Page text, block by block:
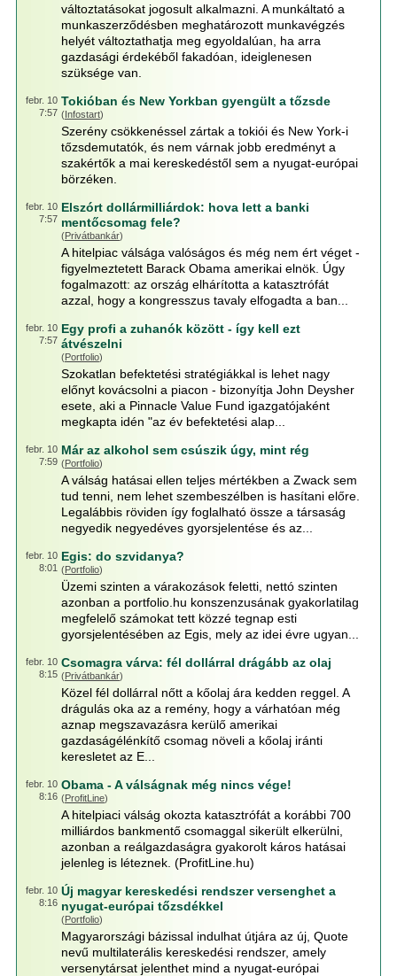
változtatásokat jogosult alkalmazni. A munkáltató a
munkaszerződésben meghatározott munkavégzés
helyét változtathatja meg egyoldalúan, ha arra
gazdasági érdekéből fakadóan, ideiglenesen
szüksége van.
febr. 10
7:57
Tokióban és New Yorkban gyengült a tőzsde
(Infostart)
Szerény csökkenéssel zártak a tokiói és New York-i
tőzsdemutatók, és nem várnak jobb eredményt a
szakértők a mai kereskedéstől sem a nyugat-európai
börzéken.
febr. 10
7:57
Elszórt dollármilliárdok: hova lett a banki
mentőcsomag fele?
(Privátbankár)
A hitelpiac válsága valóságos és még nem ért véget -
figyelmeztetett Barack Obama amerikai elnök. Úgy
fogalmazott: az ország elhárította a katasztrófát
azzal, hogy a kongresszus tavaly elfogadta a ban...
febr. 10
7:57
Egy profi a zuhanók között - így kell ezt
átvészelni
(Portfolio)
Szokatlan befektetési stratégiákkal is lehet nagy
előnyt kovácsolni a piacon - bizonyítja John Deysher
esete, aki a Pinnacle Value Fund igazgatójaként
megkapta idén "az év befektetési alap...
febr. 10
7:59
Már az alkohol sem csúszik úgy, mint rég
(Portfolio)
A válság hatásai ellen teljes mértékben a Zwack sem
tud tenni, nem lehet szembeszélben is hasítani előre.
Legalábbis röviden így foglalható össze a társaság
negyedik negyedéves gyorsjelentése és az...
febr. 10
8:01
Egis: do szvidanya?
(Portfolio)
Üzemi szinten a várakozások feletti, nettó szinten
azonban a portfolio.hu konszenzusának gyakorlatilag
megfelelő számokat tett közzé tegnap esti
gyorsjelentésében az Egis, mely az idei évre ugyan...
febr. 10
8:15
Csomagra várva: fél dollárral drágább az olaj
(Privátbankár)
Közel fél dollárral nőtt a kőolaj ára kedden reggel. A
drágulás oka az a remény, hogy a várhatóan még
aznap megszavazásra kerülő amerikai
gazdaságélénkítő csomag növeli a kőolaj iránti
keresletet az E...
febr. 10
8:16
Obama - A válságnak még nincs vége!
(ProfitLine)
A hitelpiaci válság okozta katasztrófát a korábbi 700
milliárdos bankmentő csomaggal sikerült elkerülni,
azonban a reálgazdaságra gyakorolt káros hatásai
jelenleg is léteznek. (ProfitLine.hu)
febr. 10
8:16
Új magyar kereskedési rendszer versenghet a
nyugat-európai tőzsdékkel
(Portfolio)
Magyarországi bázissal indulhat útjára az új, Quote
nevű multilaterális kereskedési rendszer, amely
versenytársat jelenthet mind a nyugat-európai